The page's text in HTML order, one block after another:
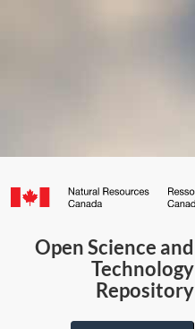
Canada.ca
Open Science and
Technology
Repository